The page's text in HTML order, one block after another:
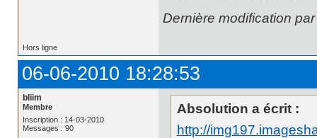
Dernière modification
Hors ligne
06-06-2010 18:28:53
bliim
Membre
Inscription : 14-03-2010
Messages : 90
Absolution a écrit :
http://